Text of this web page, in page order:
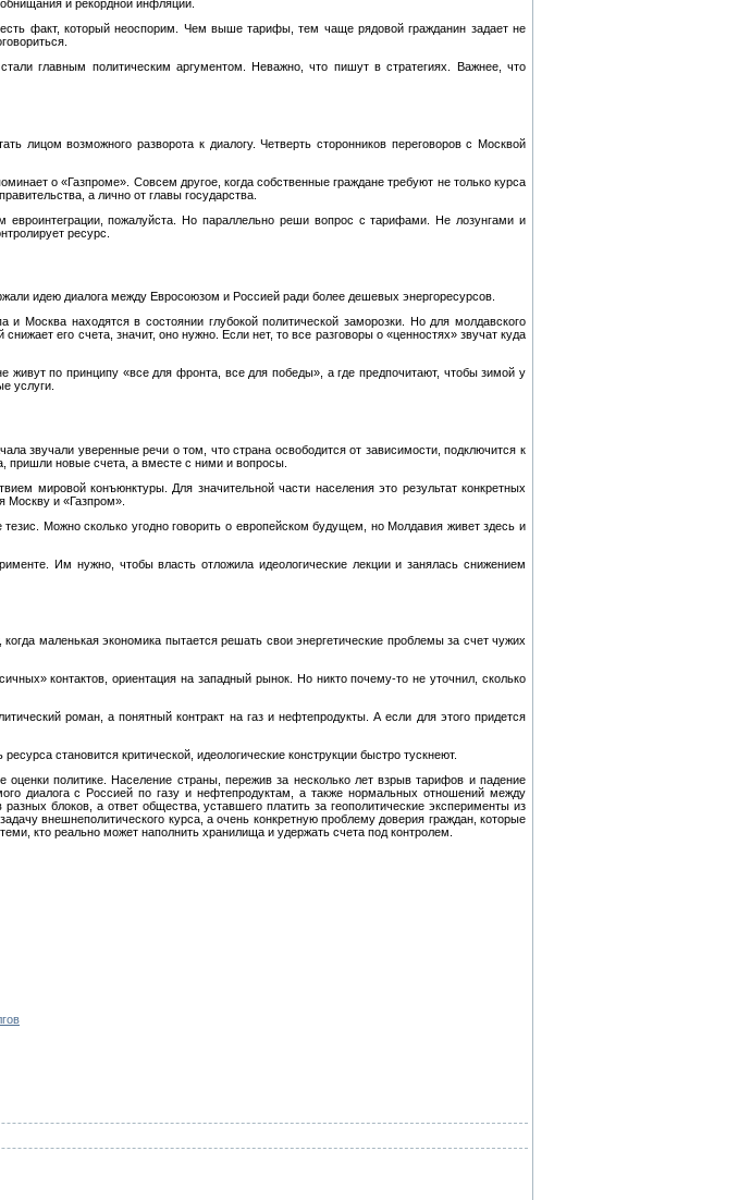
и рекордной инфляции.
факт, который неоспорим. Чем выше тарифы, тем чаще рядовой гражданин задает не
главным политическим аргументом. Неважно, что пишут в стратегиях. Важнее, что
лицом возможного разворота к диалогу. Четверть сторонников переговоров с Москвой
о «Газпроме». Совсем другое, когда собственные граждане требуют не только курса
а лично от главы государства.
пожалуйста. Но параллельно реши вопрос с тарифами. Не лозунгами и
ресурс.
идею диалога между Евросоюзом и Россией ради более дешевых энергоресурсов.
Москва находятся в состоянии глубокой политической заморозки. Но для молдавского
его счета, значит, оно нужно. Если нет, то все разговоры о «ценностях» звучат куда
живут по принципу «все для фронта, все для победы», а где предпочитают, чтобы зимой у
услуги.
звучали уверенные речи о том, что страна освободится от зависимости, подключится к
пришли новые счета, а вместе с ними и вопросы.
мировой конъюнктуры. Для значительной части населения это результат конкретных
Москву и «Газпром».
Можно сколько угодно говорить о европейском будущем, но Молдавия живет здесь и
Им нужно, чтобы власть отложила идеологические лекции и занялась снижением
маленькая экономика пытается решать свои энергетические проблемы за счет чужих
контактов, ориентация на западный рынок. Но никто почему‑то не уточнил, сколько
роман, а понятный контракт на газ и нефтепродукты. А если для этого придется
становится критической, идеологические конструкции быстро тускнеют.
политике. Население страны, пережив за несколько лет взрыв тарифов и падение
диалога с Россией по газу и нефтепродуктам, а также нормальных отношений между
блоков, а ответ общества, уставшего платить за геополитические эксперименты из
внешнеполитического курса, а очень конкретную проблему доверия граждан, которые
кто реально может наполнить хранилища и удержать счета под контролем.